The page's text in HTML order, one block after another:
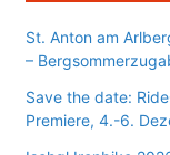
St. Anton am
–
Save the date:
Premiere, 4.-6.